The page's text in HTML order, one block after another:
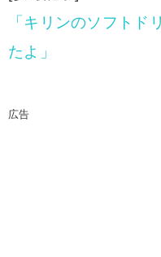
「キリンのソフトド
たよ」
広告